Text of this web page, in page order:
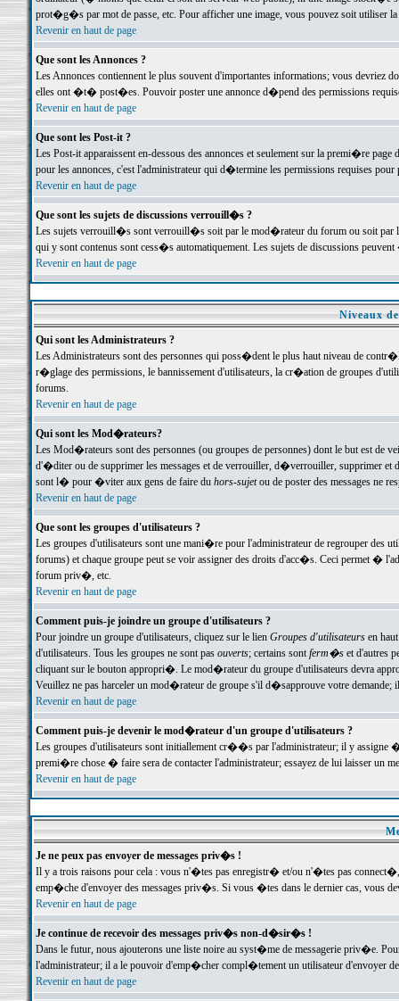
prot�g�s par mot de passe, etc. Pour afficher une image, vous pouvez soit
Revenir en haut de page
Que sont les Annonces ?
Les Annonces contiennent le plus souvent d'importantes informations; vous devriez
elles ont �t� post�es. Pouvoir poster une annonce d�pend des permissions
Revenir en haut de page
Que sont les Post-it ?
Les Post-it apparaissent en-dessous des annonces et seulement sur la premi�re
pour les annonces, c'est l'administrateur qui d�termine les permissions requises pour
Revenir en haut de page
Que sont les sujets de discussions verrouill�s ?
Les sujets verrouill�s sont verrouill�s soit par le mod�rateur du forum ou soit par
qui y sont contenus sont cess�s automatiquement. Les sujets de discussions
Revenir en haut de page
Niveaux
Qui sont les Administrateurs ?
Les Administrateurs sont des personnes qui poss�dent le plus haut niveau de
r�glage des permissions, le bannissement d'utilisateurs, la cr�ation de groupes
forums.
Revenir en haut de page
Qui sont les Mod�rateurs?
Les Mod�rateurs sont des personnes (ou groupes de personnes) dont le but est de
d'�diter ou de supprimer les messages et de verrouiller, d�verrouiller, supprimer
sont l� pour �viter aux gens de faire du hors-sujetou de poster des messages ne
Revenir en haut de page
Que sont les groupes d'utilisateurs ?
Les groupes d'utilisateurs sont une mani�re pour l'administrateur de regrouper des
forums) et chaque groupe peut se voir assigner des droits d'acc�s. Ceci permet
forum priv�, etc.
Revenir en haut de page
Comment puis-je joindre un groupe d'utilisateurs ?
Pour joindre un groupe d'utilisateurs, cliquez sur le lien Groupes d'utilisateursen haut
d'utilisateurs. Tous les groupes ne sont pas ouverts; certains sontferm�set d'autres
cliquant sur le bouton appropri�. Le mod�rateur du groupe d'utilisateurs devra
Veuillez ne pas harceler un mod�rateur de groupe s'il d�sapprouve votre demande;
Revenir en haut de page
Comment puis-je devenir le mod�rateur d'un groupe d'utilisateurs ?
Les groupes d'utilisateurs sont initiallement cr��s par l'administrateur; il y
premi�re chose � faire sera de contacter l'administrateur; essayez de lui laisser un
Revenir en haut de page
Je ne peux pas envoyer de messages priv�s !
Il y a trois raisons pour cela : vous n'�tes pas enregistr� et/ou n'�tes pas
emp�che d'envoyer des messages priv�s. Si vous �tes dans le dernier cas, vous
Revenir en haut de page
Je continue de recevoir des messages priv�s non-d�sir�s !
Dans le futur, nous ajouterons une liste noire au syst�me de messagerie priv�e.
l'administrateur; il a le pouvoir d'emp�cher compl�tement un utilisateur d'envoyer
Revenir en haut de page